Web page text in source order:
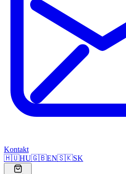
Kontakt
🇭🇺HU🇬🇧EN🇸🇰SK